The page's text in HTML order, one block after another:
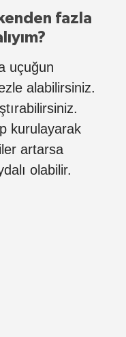
fazla
uçuğun
alabilirsiniz.
kurulayarak
artarsa
olabilir.